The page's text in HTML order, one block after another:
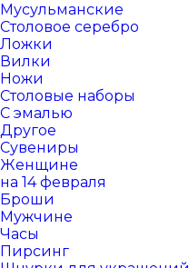
Мусульманские
Столовое серебро
Ложки
Вилки
Ножи
Столовые наборы
С эмалью
Другое
Сувениры
Женщине
на 14 февраля
Броши
Мужчине
Часы
Пирсинг